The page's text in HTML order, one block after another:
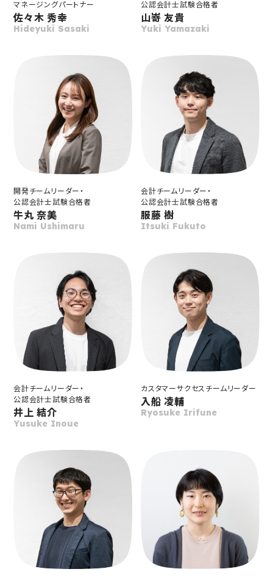
マネージングパートナー
佐々木 秀幸
Hideyuki Sasaki
公認会計士試験合格者
山嵜 友貴
Yuki Yamazaki
開発チームリーダー・
公認会計士試験合格者
牛丸 奈美
Nami Ushimaru
会計チームリーダー・
公認会計士試験合格者
服藤 樹
Itsuki Fukuto
会計チームリーダー・
公認会計士試験合格者
井上 結介
Yusuke Inoue
カスタマーサクセス チームリーダー
入船 凌輔
Ryosuke Irifune